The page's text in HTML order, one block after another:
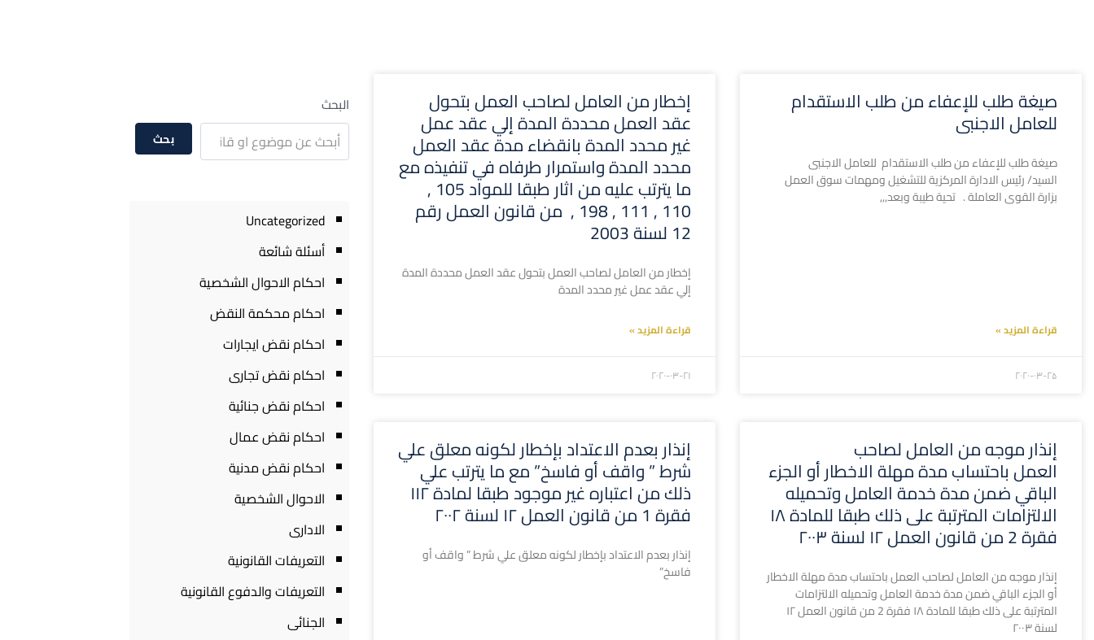
صيغة طلب للإعفاء من طلب الاستقدام
للعامل الاجنبى
صيغة طلب للإعفاء من طلب الاستقدام للعامل الاجنبى
السيد/ رئيس الادارة المركزية للتشغيل ومهمات سوق العمل
بزارة القوى العاملة . تحية طيبة وبعد,,,
قراءة المزيد »
۲۰۲۰-۰۳-۲۵
إخطار من العامل لصاحب العمل بتحول
عقد العمل محددة المدة إلي عقد عمل
غير محدد المدة بانقضاء مدة عقد العمل
محدد المدة واستمرار طرفاه في تنفيذه مع
ما يترتب عليه من اثار طبقا للمواد 105 ,
110 , 111 , 198 , من قانون العمل رقم
12 لسنة 2003
إخطار من العامل لصاحب العمل بتحول عقد العمل محددة المدة
إلي عقد عمل غير محدد المدة
قراءة المزيد »
۲۰۲۰-۰۳-۲۱
إنذار موجه من العامل لصاحب
العمل باحتساب مدة مهلة الاخطار أو الجزء
الباقي ضمن مدة خدمة العامل وتحميله
الالتزامات المترتبة على ذلك طبقا للمادة ۱۸
فقرة 2 من قانون العمل ۱۲ لسنة ۲۰۰۳
إنذار موجه من العامل لصاحب العمل باحتساب مدة مهلة الاخطار
أو الجزء الباقي ضمن مدة خدمة العامل وتحميله الالتزامات
المترتبة على ذلك طبقا للمادة ۱۸ فقرة 2 من قانون العمل ۱۲
لسنة ۲۰۰۳
إنذار بعدم الاعتداد بإخطار لكونه معلق علي
شرط ” واقف أو فاسخ” مع ما يترتب علي
ذلك من اعتباره غير موجود طبقا لمادة ۱۱۲
فقرة 1 من قانون العمل ۱۲ لسنة ۲۰۰۲
إنذار بعدم الاعتداد بإخطار لكونه معلق علي شرط ” واقف أو
فاسخ”
البحث
بحث
Uncategorized
أسئلة شائعة
احكام الاحوال الشخصية
احكام محكمة النقض
احكام نقض ايجارات
احكام نقض تجارى
احكام نقض جنائية
احكام نقض عمال
احكام نقض مدنية
الاحوال الشخصية
الادارى
التعريفات القانونية
التعريفات والدفوع القانونية
الجنائى